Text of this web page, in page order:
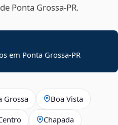
Ponta Grossa‑PR.
em Ponta Grossa-PR
Grossa Boa Vista
Chapada